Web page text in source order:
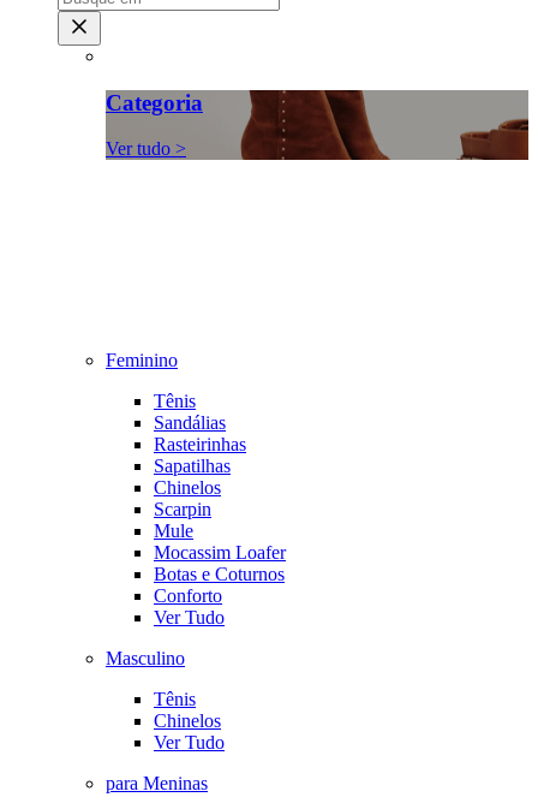
Categoria
Ver tudo >
Feminino
Tênis
Sandálias
Rasteirinhas
Sapatilhas
Chinelos
Scarpin
Mule
Mocassim Loafer
Botas e Coturnos
Conforto
Ver Tudo
Masculino
Tênis
Chinelos
Ver Tudo
para Meninas